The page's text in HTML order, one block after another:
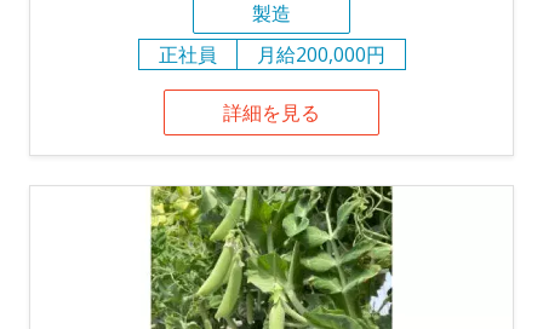
製造
正社員
月給200,000円
詳細を見る